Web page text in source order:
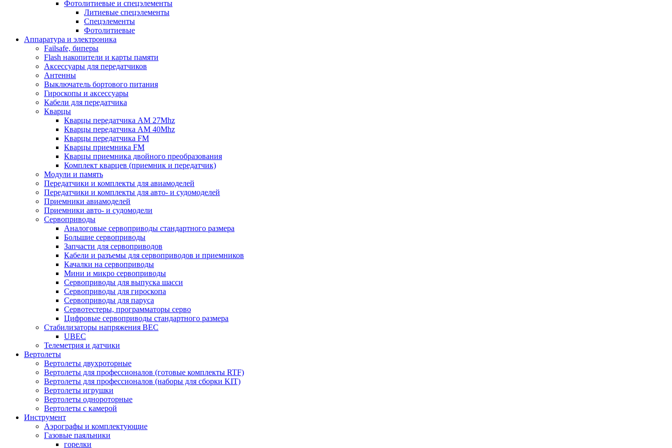
Фотолитиевые и спецэлементы
Литиевые спецэлементы
Спецэлементы
Фотолитиевые
Аппаратура и электроника
Failsafe, биперы
Flash накопители и карты памяти
Аксессуары для передатчиков
Антенны
Выключатель бортового питания
Гироскопы и аксессуары
Кабели для передатчика
Кварцы
Кварцы передатчика AM 27Mhz
Кварцы передатчика AM 40Mhz
Кварцы передатчика FM
Кварцы приемника FM
Кварцы приемника двойного преобразования
Комплект кварцев (приемник и передатчик)
Модули и память
Передатчики и комплекты для авиамоделей
Передатчики и комплекты для авто- и судомоделей
Приемники авиамоделей
Приемники авто- и судомодели
Сервоприводы
Аналоговые сервоприводы стандартного размера
Большие сервоприводы
Запчасти для сервоприводов
Кабели и разъемы для сервоприводов и приемников
Качалки на сервоприводы
Мини и микро сервоприводы
Сервоприводы для выпуска шасси
Сервоприводы для гироскопа
Сервоприводы для паруса
Сервотестеры, программаторы серво
Цифровые сервоприводы стандартного размера
Стабилизаторы напряжения BEC
UBEC
Телеметрия и датчики
Вертолеты
Вертолеты двухроторные
Вертолеты для профессионалов (готовые комплекты RTF)
Вертолеты для профессионалов (наборы для сборки KIT)
Вертолеты игрушки
Вертолеты однороторные
Вертолеты с камерой
Инструмент
Аэрографы и комплектующие
Газовые паяльники
горелки